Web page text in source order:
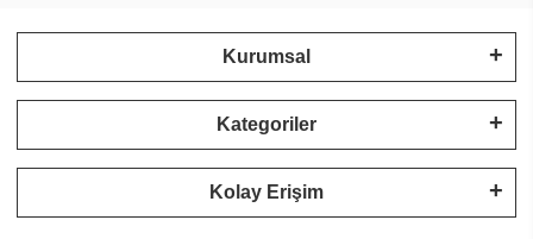
Kurumsal
Kategoriler
Kolay Erişim